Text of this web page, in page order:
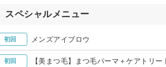
スペシャルメニュー
初回 メンズアイブロウ
初回 【美まつ毛】まつ毛パーマ＋ケアトリー